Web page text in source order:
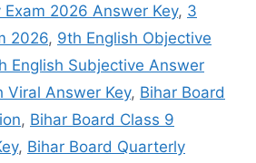
2026 Answer Key, 3
2026, 9th English Objective
English Subjective Answer
Viral Answer Key, Bihar Board
, Bihar Board Class 9
, Bihar Board Quarterly